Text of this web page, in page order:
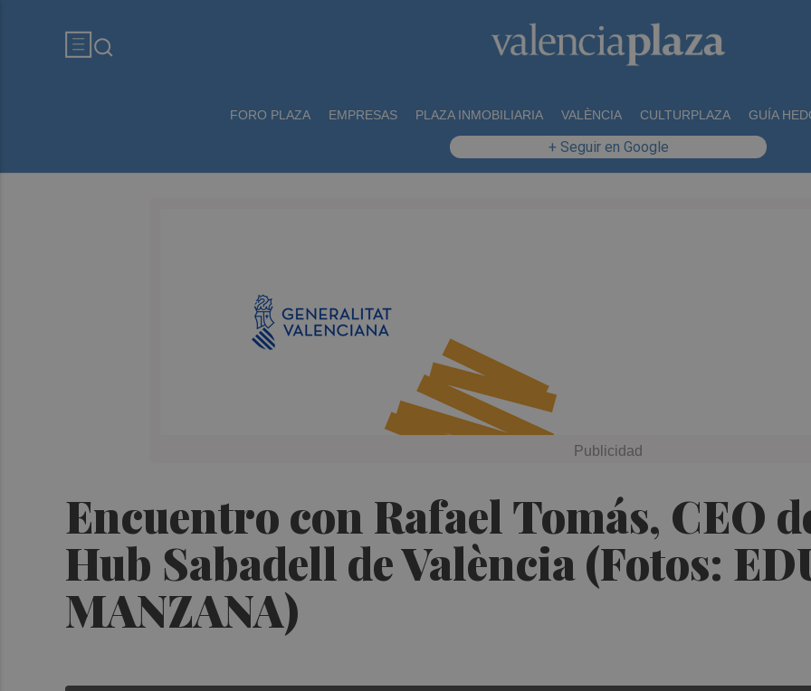
FORO PLAZA EMPRESAS PLAZA INMOBILIARIA VALÈNCIA CULTURPLAZA GUÍA
+ Seguir en Google
Encuentro con Rafael Tomás, CEO
Hub Sabadell de València (Fotos:
MANZANA)